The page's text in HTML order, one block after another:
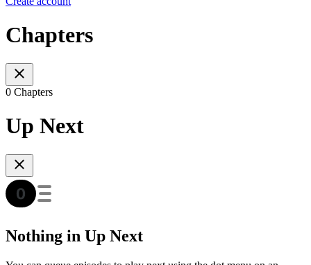
Chapters
0 Chapters
Up Next
Nothing in Up Next